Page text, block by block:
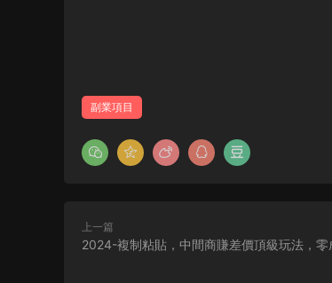
副業項目
上一篇
2024-複制粘貼，中間商賺差價頂級玩法，零